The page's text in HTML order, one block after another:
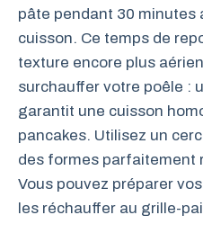
pâte pendant 30
cuisson. Ce temps de
texture encore plus
surchauffer votre poêle :
garantit une cuisson
pancakes. Utilisez un
des formes parfaitement
Vous pouvez préparer
les réchauffer au grille-